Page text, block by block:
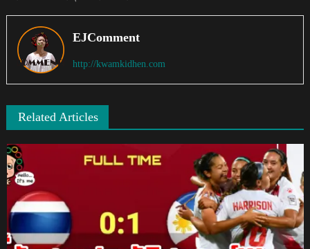
EJComment
http://kwamkidhen.com
Related Articles